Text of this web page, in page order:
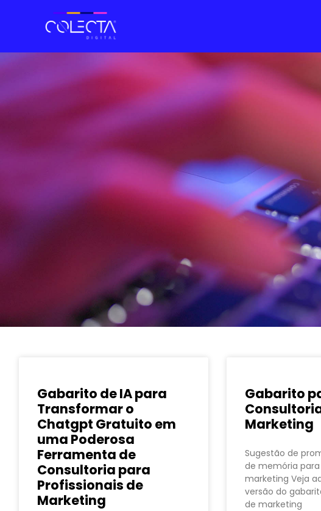
Gabarito de IA para
Transformar o
Chatgpt Gratuito em
uma Poderosa
Ferramenta de
Consultoria para
Profissionais de
Marketing
Gabarito
Marketing
Sugestão de
de memória
marketing Veja
versão do
de marketing